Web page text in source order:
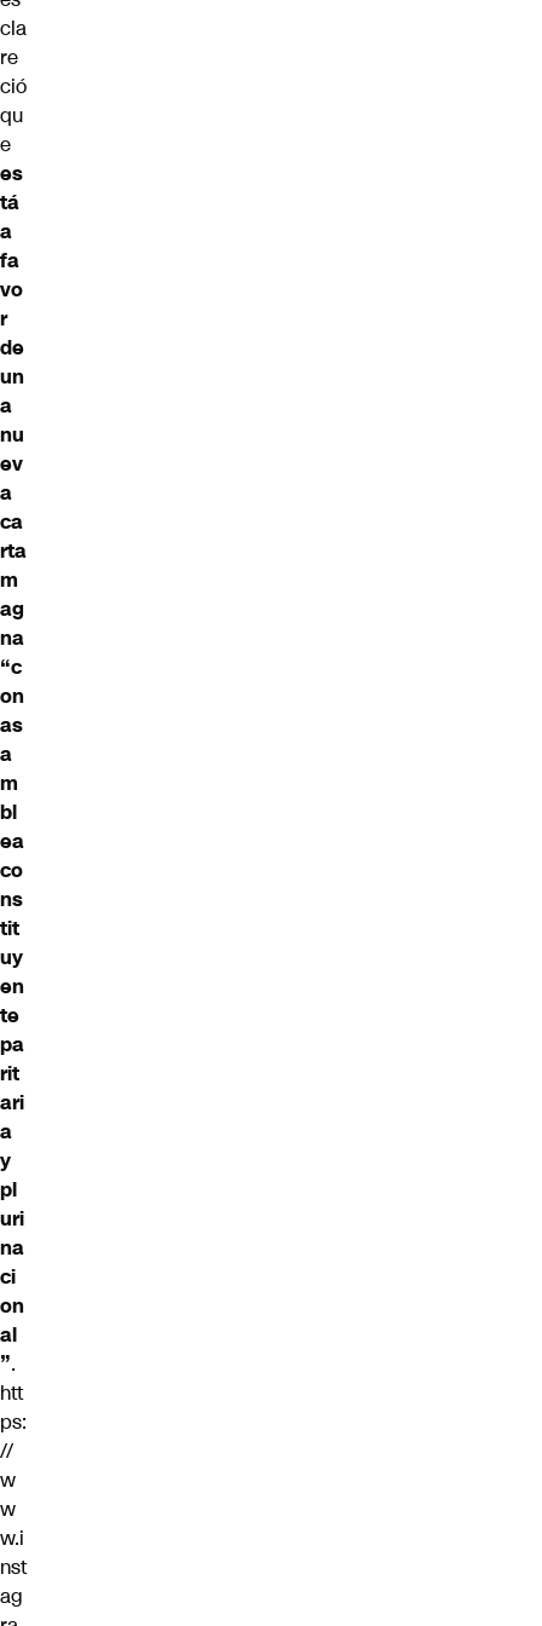
cla
re
ció
qu
e
es
tá
a
fa
vo
r
de
un
a
nu
ev
a
ca
rta
m
ag
na
“c
on
as
a
m
bl
ea
co
ns
tit
uy
en
te
pa
rit
ari
a
y
pl
uri
na
ci
on
al
”.
htt
ps:
//
w
w
w.i
nst
ag